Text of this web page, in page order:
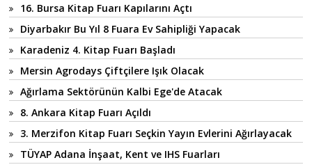
16. Bursa Kitap Fuarı Kapılarını Açtı
Diyarbakır Bu Yıl 8 Fuara Ev Sahipliği Yapacak
Karadeniz 4. Kitap Fuarı Başladı
Mersin Agrodays Çiftçilere Işık Olacak
Ağırlama Sektörünün Kalbi Ege'de Atacak
8. Ankara Kitap Fuarı Açıldı
3. Merzifon Kitap Fuarı Seçkin Yayın Evlerini Ağırlayacak
TÜYAP Adana İnşaat, Kent ve IHS Fuarları